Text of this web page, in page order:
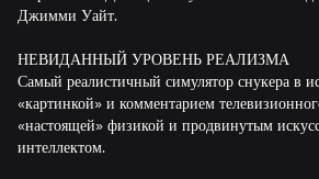
Джимми Уайт.
НЕВИДАННЫЙ УРОВЕНЬ РЕАЛИЗМА
Самый реалистичный симулятор снукера в
«картинкой» и комментарием
«настоящей» физикой и продвинутым
интеллектом.